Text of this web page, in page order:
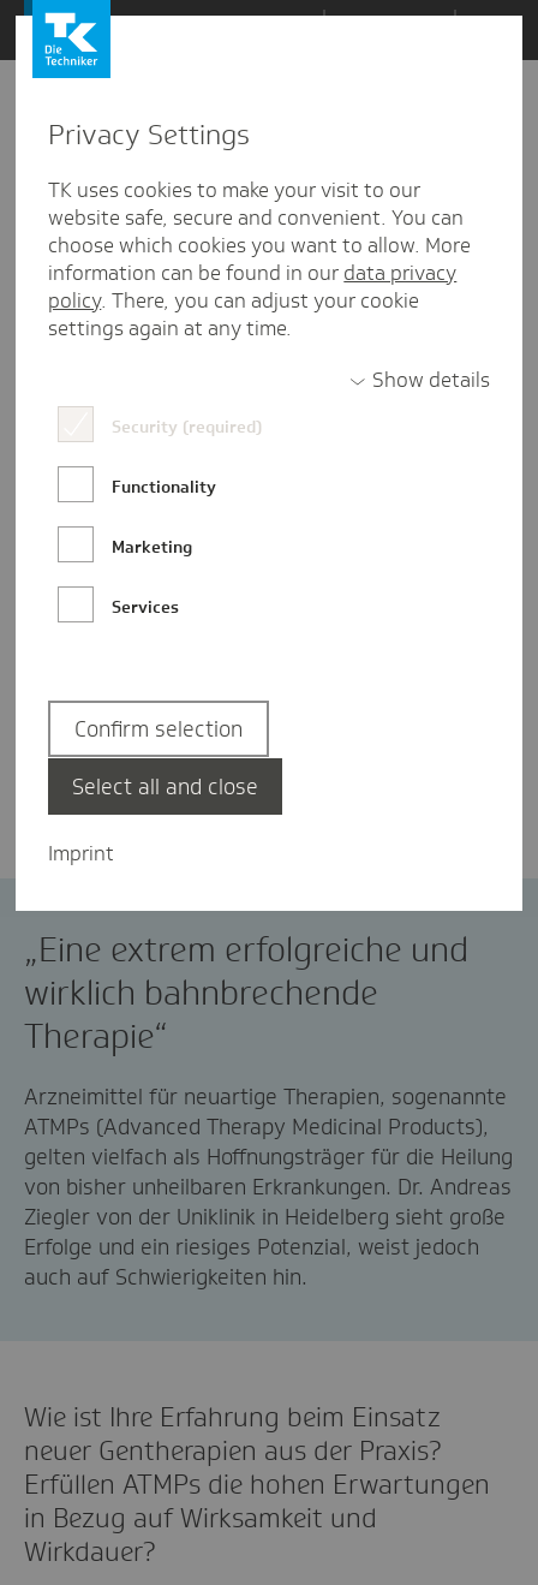
Zum
Inhalt
springen
den
Kommentaren
Dr. Ghainsom Kom
„Eine extrem erfolgreiche und
wirklich bahnbrechende
Therapie“
Arzneimittel für neuartige Therapien, sogenannte
ATMPs (Advanced Therapy Medicinal Products),
gelten vielfach als Hoffnungsträger für die Heilung
von bisher unheilbaren Erkrankungen. Dr. Andreas
Ziegler von der Uniklinik in Heidelberg sieht große
Erfolge und ein riesiges Potenzial, weist jedoch
auch auf Schwierigkeiten hin.
Wie ist Ihre Erfahrung beim Einsatz
neuer Gentherapien aus der Praxis?
Erfüllen ATMPs die hohen Erwartungen
in Bezug auf Wirksamkeit und
Wirkdauer?
Privacy Settings
TK uses cookies to make your visit to our
website safe, secure and convenient. You can
choose which cookies you want to allow. More
information can be found in our data privacy
policy. There, you can adjust your cookie
settings again at any time.
Show details
Security (required)
Functionality
Marketing
Services
Imprint
Confirm selection
Select all and close